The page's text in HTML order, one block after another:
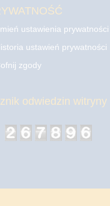
ustawienia prywatności
ustawień prywatności
zgody
odwiedzin witryny